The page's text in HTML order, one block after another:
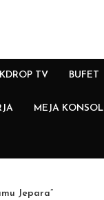
TV BUFET
MEJA KONSOL
Jepara”